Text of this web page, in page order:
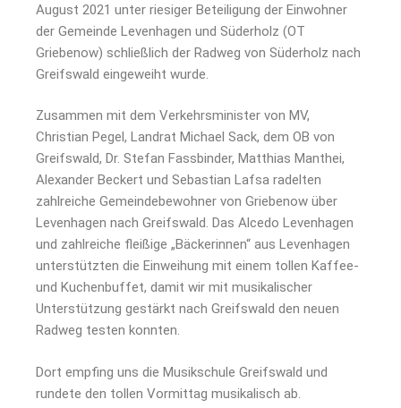
August 2021 unter riesiger Beteiligung der Einwohner
der Gemeinde Levenhagen und Süderholz (OT
Griebenow) schließlich der Radweg von Süderholz nach
Greifswald eingeweiht wurde.
Zusammen mit dem Verkehrsminister von MV,
Christian Pegel, Landrat Michael Sack, dem OB von
Greifswald, Dr. Stefan Fassbinder, Matthias Manthei,
Alexander Beckert und Sebastian Lafsa radelten
zahlreiche Gemeindebewohner von Griebenow über
Levenhagen nach Greifswald. Das Alcedo Levenhagen
und zahlreiche fleißige „Bäckerinnen“ aus Levenhagen
unterstützten die Einweihung mit einem tollen Kaffee-
und Kuchenbuffet, damit wir mit musikalischer
Unterstützung gestärkt nach Greifswald den neuen
Radweg testen konnten.
Dort empfing uns die Musikschule Greifswald und
rundete den tollen Vormittag musikalisch ab.